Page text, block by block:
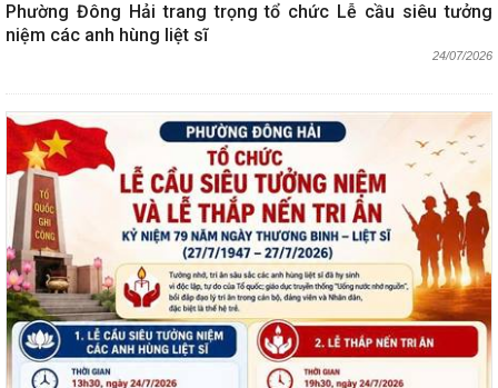
Phường Đông Hải trang trọng tổ chức Lễ cầu siêu tưởng
niệm các anh hùng liệt sĩ
24/07/2026